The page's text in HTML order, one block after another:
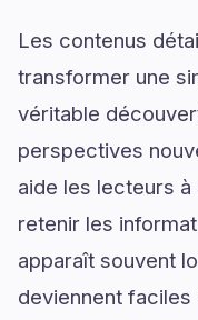
Les contenus
transformer une
véritable
perspectives
aide les lecteurs
retenir les
apparaît souvent
deviennent faciles